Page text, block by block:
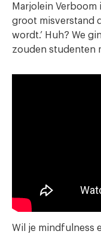
Marjolein Verboom
groot misverstand
wordt.’ Huh? We
zouden studenten
Wil je mindfulness